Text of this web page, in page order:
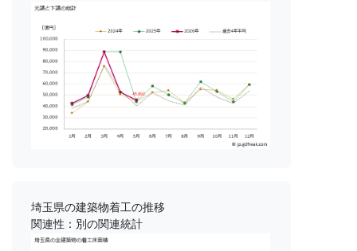
埼玉県の建築物着工の推移
関連性：別の関連統計